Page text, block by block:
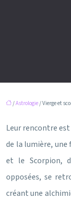
/Astrologie/ Vierge et
Leur rencontre
de la lumière, une
et le Scorpion,
opposées, se
créant une